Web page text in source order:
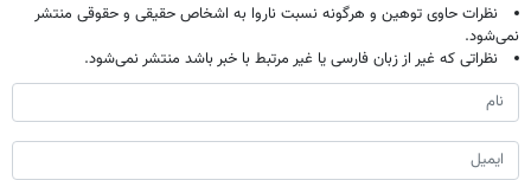
نظرات حاوی توهین و هرگونه نسبت ناروا به اشخاص حقیقی و حقوقی منتشر
نمی‌شود.
نظراتی که غیر از زبان فارسی یا غیر مرتبط با خبر باشد منتشر نمی‌شود.